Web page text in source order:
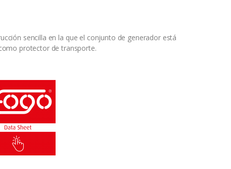
sencilla en la que el conjunto de generador está
protector de transporte.